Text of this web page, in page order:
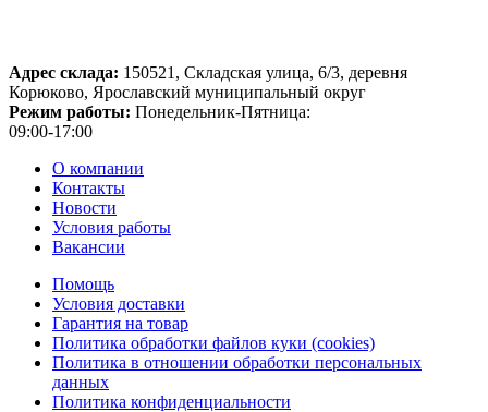
Адрес склада: 150521, Складская улица, 6/3, деревня
Корюково, Ярославский муниципальный округ
Режим работы: Понедельник-Пятница:
09:00-17:00
О компании
Контакты
Новости
Условия работы
Вакансии
Помощь
Условия доставки
Гарантия на товар
Политика обработки файлов куки (cookies)
Политика в отношении обработки персональных
данных
Политика конфиденциальности